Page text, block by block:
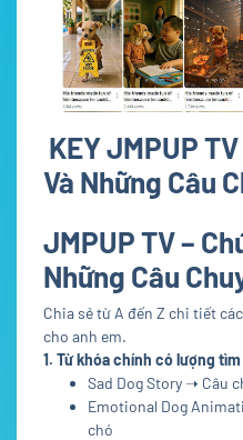
KEY JMPUP
Và Những Câu
JMPUP TV –
Những Câu
Chia sẻ từ A đến Z chi tiết
cho anh em.
1. Từ khóa chính có lượng
Sad Dog Story ➝ Câu
Emotional Dog
chó